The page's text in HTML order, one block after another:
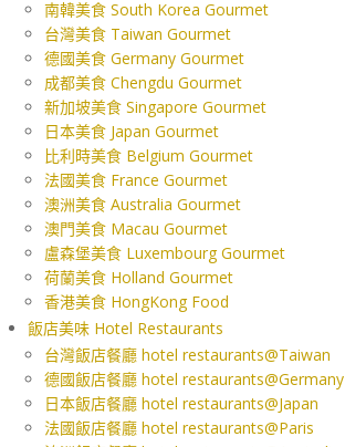
南韓美食 South Korea Gourmet
台灣美食 Taiwan Gourmet
德國美食 Germany Gourmet
成都美食 Chengdu Gourmet
新加坡美食 Singapore Gourmet
日本美食 Japan Gourmet
比利時美食 Belgium Gourmet
法國美食 France Gourmet
澳洲美食 Australia Gourmet
澳門美食 Macau Gourmet
盧森堡美食 Luxembourg Gourmet
荷蘭美食 Holland Gourmet
香港美食 HongKong Food
飯店美味 Hotel Restaurants
台灣飯店餐廳 hotel restaurants@Taiwan
德國飯店餐廳 hotel restaurants@Germany
日本飯店餐廳 hotel restaurants@Japan
法國飯店餐廳 hotel restaurants@Paris